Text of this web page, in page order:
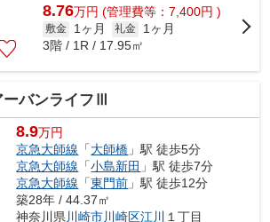
8.76万円 (管理費等：7,400円 )
敷金 1ヶ月 礼金
1ヶ月
3階 / 1R / 17.95㎡
ーバンライフⅢ
8.9万円
京急大師線 「大師橋 」駅 徒歩5分
京急大師線 「小島新田 」駅 徒歩7分
京急大師線 「東門前 」駅 徒歩12分
築28年 / 44.37㎡
神奈川県川崎市川崎区江川 １丁目